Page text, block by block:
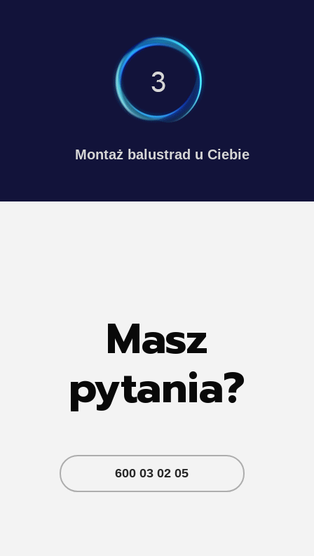
Montaż balustrad u Ciebie
Masz
pytania?
600 03 02 05